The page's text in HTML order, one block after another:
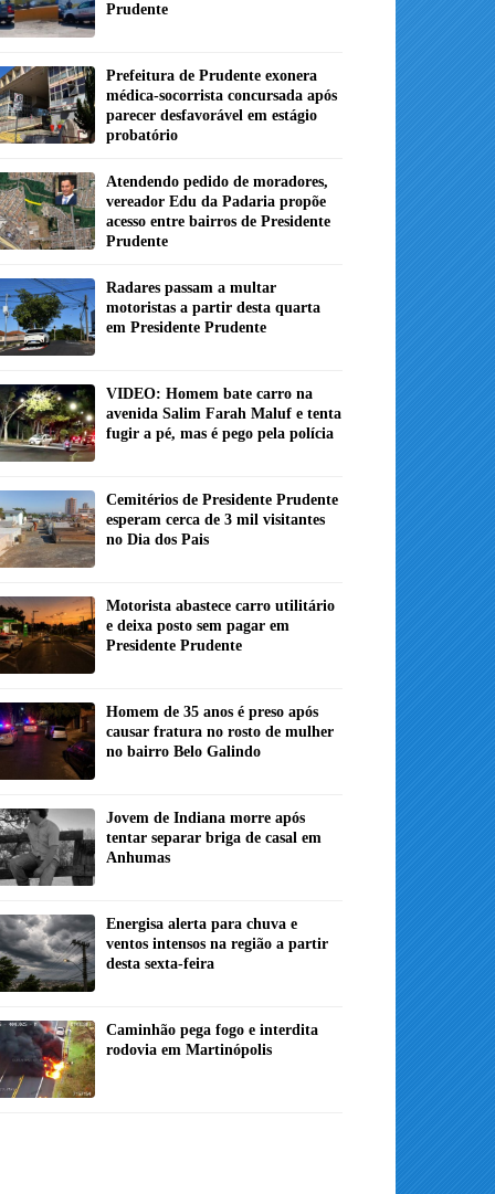
Prudente
Prefeitura de Prudente exonera
médica-socorrista concursada após
parecer desfavorável em estágio
probatório
Atendendo pedido de moradores,
vereador Edu da Padaria propõe
acesso entre bairros de Presidente
Prudente
Radares passam a multar
motoristas a partir desta quarta
em Presidente Prudente
VIDEO: Homem bate carro na
avenida Salim Farah Maluf e tenta
fugir a pé, mas é pego pela polícia
Cemitérios de Presidente Prudente
esperam cerca de 3 mil visitantes
no Dia dos Pais
Motorista abastece carro utilitário
e deixa posto sem pagar em
Presidente Prudente
Homem de 35 anos é preso após
causar fratura no rosto de mulher
no bairro Belo Galindo
Jovem de Indiana morre após
tentar separar briga de casal em
Anhumas
Energisa alerta para chuva e
ventos intensos na região a partir
desta sexta-feira
Caminhão pega fogo e interdita
rodovia em Martinópolis